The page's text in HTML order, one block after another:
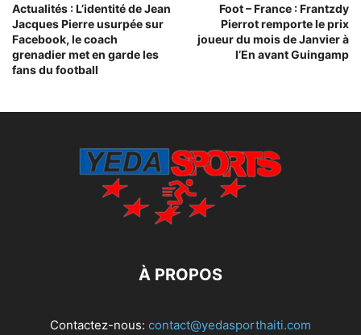
Actualités : L’identité de Jean
Jacques Pierre usurpée sur
Facebook, le coach
grenadier met en garde les
fans du football
Foot – France : Frantzdy
Pierrot remporte le prix
joueur du mois de Janvier à
l’En avant Guingamp
À PROPOS
Contactez-nous: contact@yedasporthaiti.com